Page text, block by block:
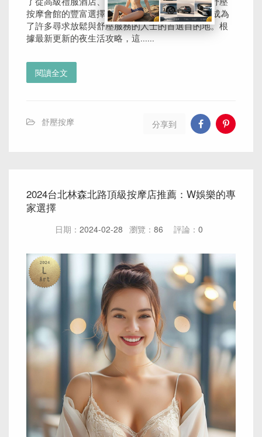
按摩會館的豐富選擇。2024年的林森北路按摩店成為
了許多尋求放鬆與舒壓服務的人士的首選目的地。根
據最新更新的夜生活攻略，這......
閱讀全文
舒壓按摩 分享到
2024台北林森北路頂級按摩店推薦：W娛樂的專
家選擇
日期： 2024-02-28 瀏覽： 86 評論： 0